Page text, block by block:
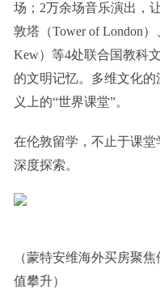
场；2万余场音乐演出，
敦塔（Tower of London）
Kew）等4处联合国教科
的文明记忆。多维文化
义上的“世界课堂”。
在伦敦留学，不止于课
深度探索。
（蒙特安维海外买房聚
值攀升）